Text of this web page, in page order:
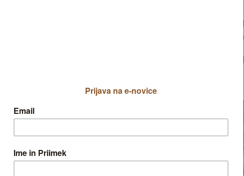
S pobiranjem začnemo, ko poležejo prvi
na vrtu še kakšen teden, da se začne
, še posebej, če je na našem
na suhem.